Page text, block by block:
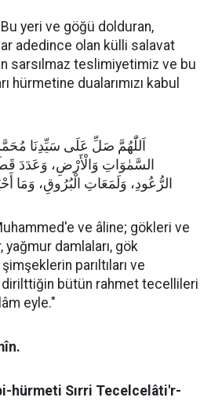
Bu yeri ve göğü dolduran,
adedince olan külli salavat
sarsılmaz teslimiyetimiz ve bu
hürmetine dualarımızı kabul
اَللّٰهُمَّ صَلِّ عَلَى سَيِّدِنَا
السَّمٰوَاتِ وَالْأَرْضِ، وَعَدَدَ
الرُّعُودِ، وَلَمَعَاتِ الْبُرُوقِ، وَمَا
ve âline; gökleri ve
damlaları, gök
parıltıları ve
bütün rahmet tecellileri
eyle."
hürmeti Sırri Tecelcelâti'r-